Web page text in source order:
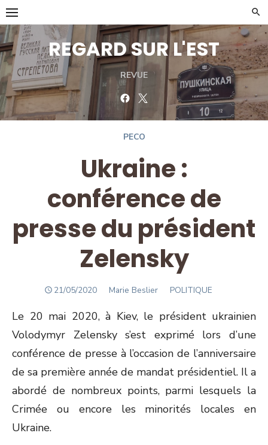
Skip
to
content
REGARD SUR L'EST
REVUE
FacebookTwitter
PECO
Ukraine :
conférence de
presse du président
Zelensky
POSTED
21/05/2020 Author
Marie Beslier POLITIQUE
Le 20 mai 2020, à Kiev, le président ukrainien
Volodymyr Zelensky s’est exprimé lors d’une
conférence de presse à l’occasion de l’anniversaire
de sa première année de mandat présidentiel. Il a
abordé de nombreux points, parmi lesquels la
Crimée ou encore les minorités locales en
Ukraine.